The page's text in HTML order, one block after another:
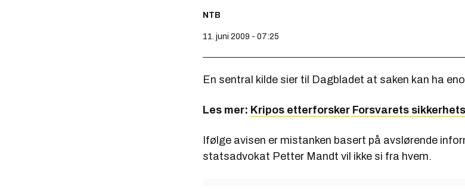
NTB
11. juni 2009 - 07:25
En sentral kilde sier til Dagbladet at saken kan ha
Les mer: Kripos etterforsker Forsvarets
Ifølge avisen er mistanken basert på avslørende
statsadvokat Petter Mandt vil ikke si fra hvem.